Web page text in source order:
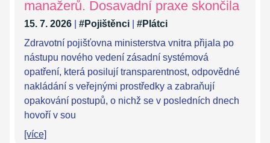
manažerů. Dosavadní praxe skončila
15. 7. 2026 #Pojištěnci
#Plátci
Zdravotní pojišťovna ministerstva vnitra přijala po
nástupu nového vedení zásadní systémová
opatření, která posilují transparentnost, odpovědné
nakládání s veřejnými prostředky a zabraňují
opakování postupů, o nichž se v posledních dnech
hovoří v sou
[více]